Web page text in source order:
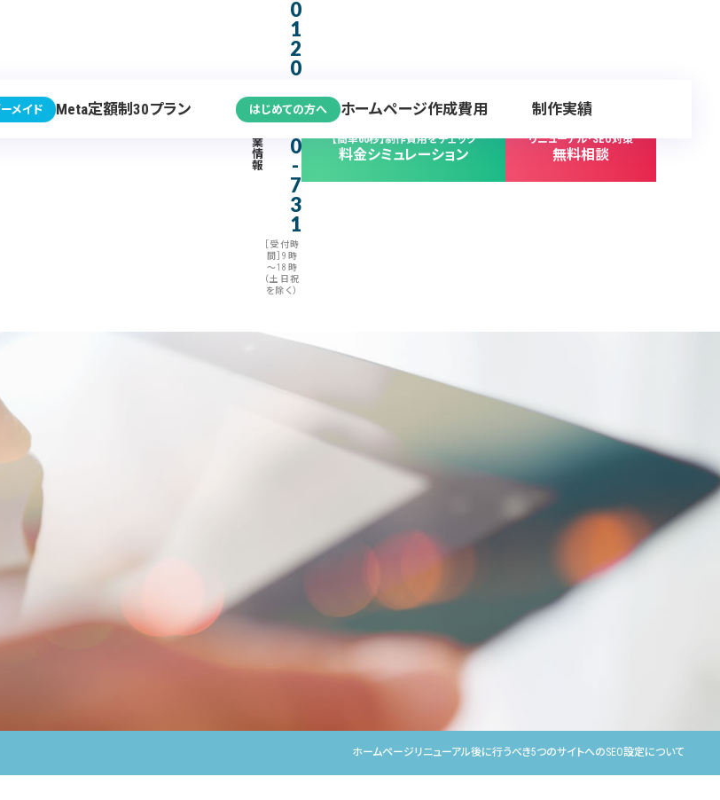
業
情
報
0
1
2
0
3
7
0
-
7
3
1
［受付時
間］9時
～18時
（土日祝
を除く）
【簡単60秒】制作費用をチェック
料金シミュレーション
リニューアル･SEO対策
無料相談
メイド Meta定額制30プラン はじめての方へ ホームページ作成費用 制作実績
ホームページリニューアル後に行うべき5つのサイトへのSEO設定について